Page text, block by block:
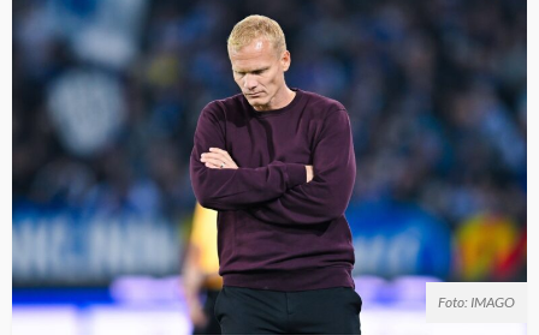
Foto: IMAGO